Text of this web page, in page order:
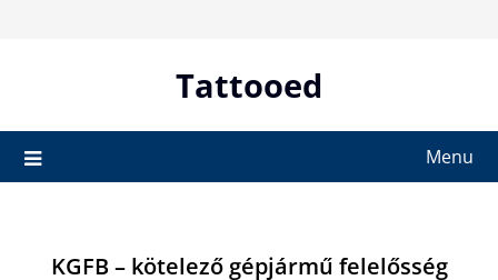
Tattooed
Menu
KGFB – kötelező gépjármű felelősség